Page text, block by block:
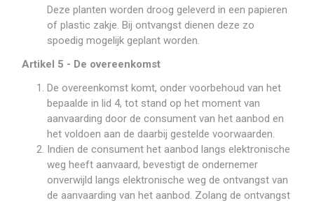
Deze planten worden droog geleverd in een papieren
of plastic zakje. Bij ontvangst dienen deze zo
spoedig mogelijk geplant worden.
Artikel 5 - De overeenkomst
De overeenkomst komt, onder voorbehoud van het
bepaalde in lid 4, tot stand op het moment van
aanvaarding door de consument van het aanbod en
het voldoen aan de daarbij gestelde voorwaarden.
Indien de consument het aanbod langs elektronische
weg heeft aanvaard, bevestigt de ondernemer
onverwijld langs elektronische weg de ontvangst van
de aanvaarding van het aanbod. Zolang de ontvangst